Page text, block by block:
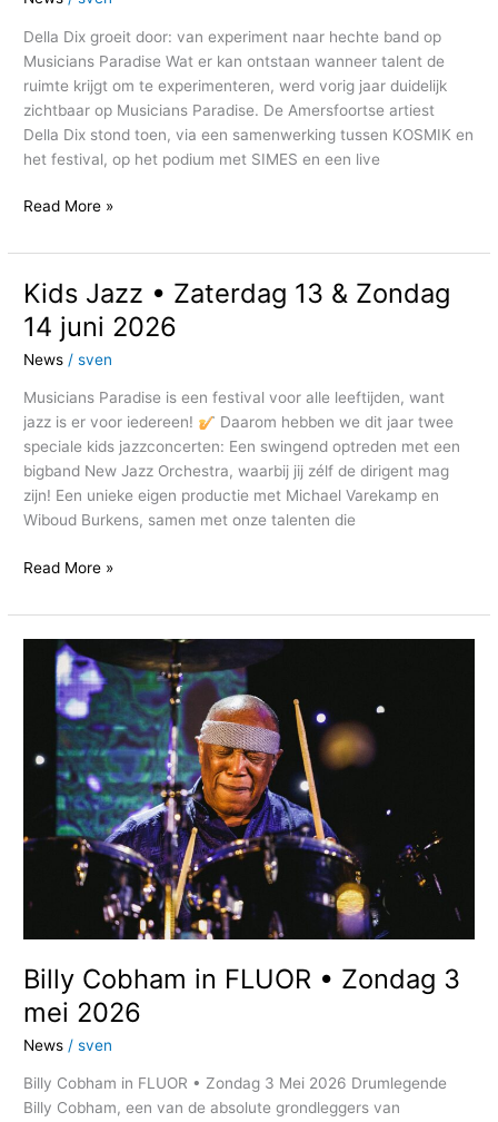
Della Dix groeit door: van experiment naar hechte band op
Musicians Paradise Wat er kan ontstaan wanneer talent de
ruimte krijgt om te experimenteren, werd vorig jaar duidelijk
zichtbaar op Musicians Paradise. De Amersfoortse artiest
Della Dix stond toen, via een samenwerking tussen KOSMIK en
het festival, op het podium met SIMES en een live
Read More »
Kids Jazz • Zaterdag 13 & Zondag
14 juni 2026
News /sven
Musicians Paradise is een festival voor alle leeftijden, want
jazz is er voor iedereen!
Daarom hebben we dit jaar twee
speciale kids jazzconcerten: Een swingend optreden met een
bigband New Jazz Orchestra, waarbij jij zélf de dirigent mag
zijn! Een unieke eigen productie met Michael Varekamp en
Wiboud Burkens, samen met onze talenten die
Kids
Jazz
•
Zaterdag
Zondag
14
juni
2026
Read More »
Billy Cobham in FLUOR • Zondag 3
mei 2026
News /sven
Billy Cobham in FLUOR • Zondag 3 Mei 2026 Drumlegende
Billy Cobham, een van de absolute grondleggers van
Cobham
FLUOR
Zondag
2026